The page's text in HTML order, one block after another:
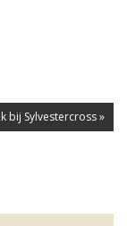
bij Sylvestercross »